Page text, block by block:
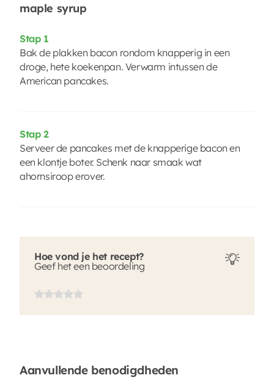
maple syrup
Stap 1
Bak de plakken bacon rondom knapperig in een
droge, hete koekenpan. Verwarm intussen de
American pancakes.
Stap 2
Serveer de pancakes met de knapperige bacon en
een klontje boter. Schenk naar smaak wat
ahornsiroop erover.
Hoe vond je het recept?
Geef het een beoordeling
Aanvullende benodigdheden